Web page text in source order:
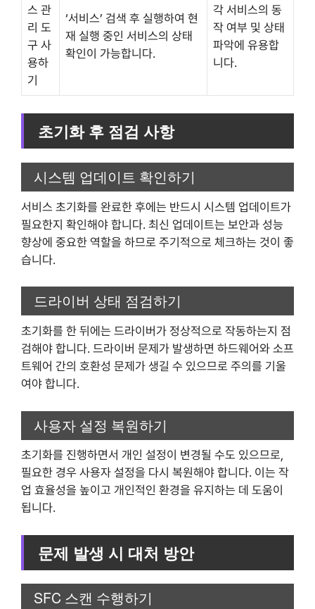
스 관
리 도
구 사
용하
기
‘서비스’ 검색 후 실행하여 현
재 실행 중인 서비스의 상태
확인이 가능합니다.
각 서비스의 동
작 여부 및 상태
파악에 유용합
니다.
초기화 후 점검 사항
시스템 업데이트 확인하기
서비스 초기화를 완료한 후에는 반드시 시스템 업데이트가
필요한지 확인해야 합니다. 최신 업데이트는 보안과 성능
향상에 중요한 역할을 하므로 주기적으로 체크하는 것이 좋
습니다.
드라이버 상태 점검하기
초기화를 한 뒤에는 드라이버가 정상적으로 작동하는지 점
검해야 합니다. 드라이버 문제가 발생하면 하드웨어와 소프
트웨어 간의 호환성 문제가 생길 수 있으므로 주의를 기울
여야 합니다.
사용자 설정 복원하기
초기화를 진행하면서 개인 설정이 변경될 수도 있으므로,
필요한 경우 사용자 설정을 다시 복원해야 합니다. 이는 작
업 효율성을 높이고 개인적인 환경을 유지하는 데 도움이
됩니다.
문제 발생 시 대처 방안
SFC 스캔 수행하기